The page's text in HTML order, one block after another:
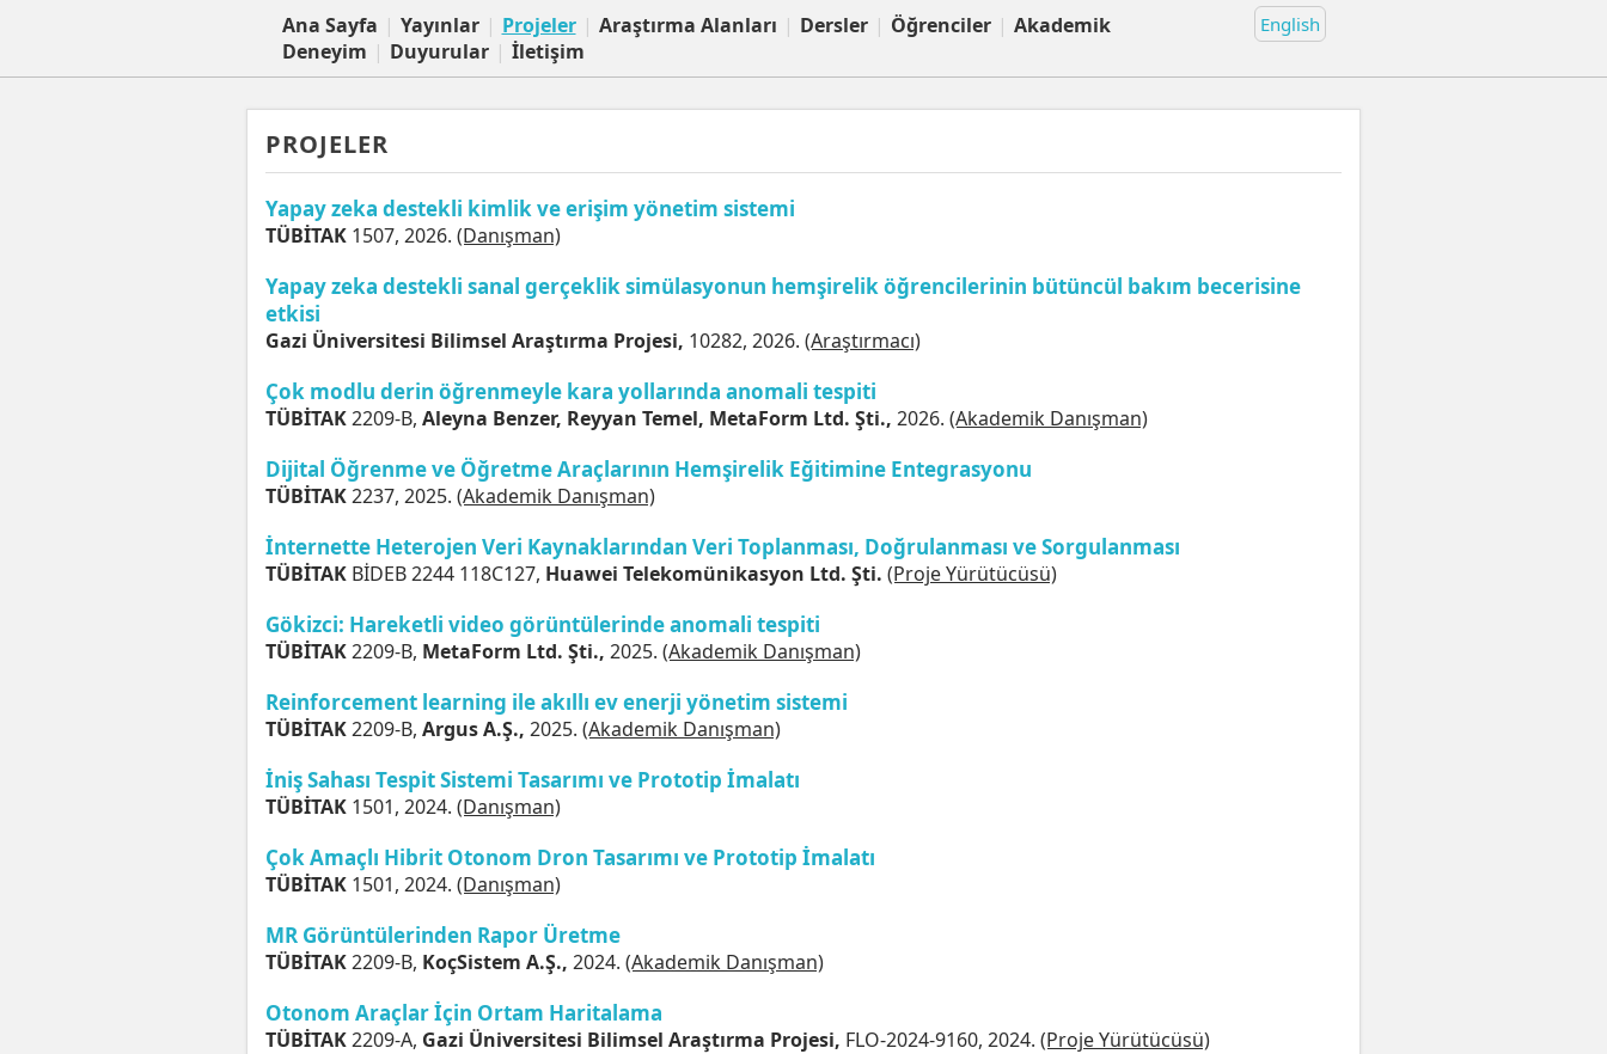
Ana Sayfa | Yayınlar | Projeler | Araştırma Alanları | Dersler | Öğrenciler | Akademik
Deneyim | Duyurular | İletişim
English
PROJELER
Yapay zeka destekli kimlik ve erişim yönetim sistemi
TÜBİTAK 1507, 2026. (Danışman)
Yapay zeka destekli sanal gerçeklik simülasyonun hemşirelik öğrencilerinin bütüncül bakım becerisine
etkisi
Gazi Üniversitesi Bilimsel Araştırma Projesi, 10282, 2026. (Araştırmacı)
Çok modlu derin öğrenmeyle kara yollarında anomali tespiti
TÜBİTAK2209-B, Aleyna Benzer, Reyyan Temel, MetaForm Ltd. Şti., 2026. (Akademik Danışman)
Dijital Öğrenme ve Öğretme Araçlarının Hemşirelik Eğitimine Entegrasyonu
TÜBİTAK2237, 2025. (Akademik Danışman)
İnternette Heterojen Veri Kaynaklarından Veri Toplanması, Doğrulanması ve Sorgulanması
TÜBİTAK BİDEB 2244 118C127, Huawei Telekomünikasyon Ltd. Şti. (Proje Yürütücüsü)
Gökizci: Hareketli video görüntülerinde anomali tespiti
TÜBİTAK2209-B, MetaForm Ltd. Şti., 2025. (Akademik Danışman)
Reinforcement learning ile akıllı ev enerji yönetim sistemi
TÜBİTAK2209-B, Argus A.Ş., 2025. (Akademik Danışman)
İniş Sahası Tespit Sistemi Tasarımı ve Prototip İmalatı
TÜBİTAK 1501, 2024. (Danışman)
Çok Amaçlı Hibrit Otonom Dron Tasarımı ve Prototip İmalatı
TÜBİTAK 1501, 2024. (Danışman)
MR Görüntülerinden Rapor Üretme
TÜBİTAK2209-B, KoçSistem A.Ş., 2024. (Akademik Danışman)
Otonom Araçlar İçin Ortam Haritalama
TÜBİTAK2209-A, Gazi Üniversitesi Bilimsel Araştırma Projesi, FLO-2024-9160, 2024. (Proje Yürütücüsü)